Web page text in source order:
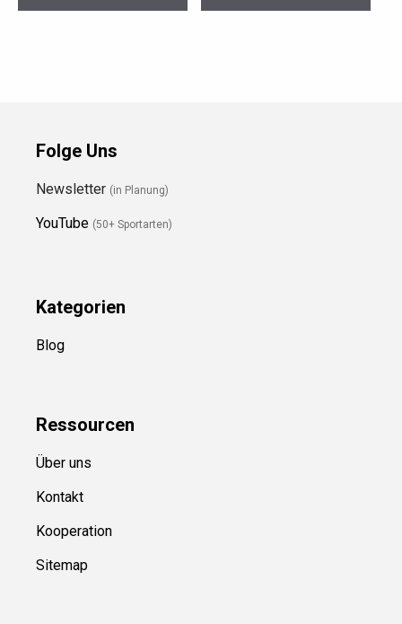
Folge Uns
Newsletter (in Planung)
YouTube (50+ Sportarten)
Kategorien
Blog
Ressourcen
Über uns
Kontakt
Kooperation
Sitemap